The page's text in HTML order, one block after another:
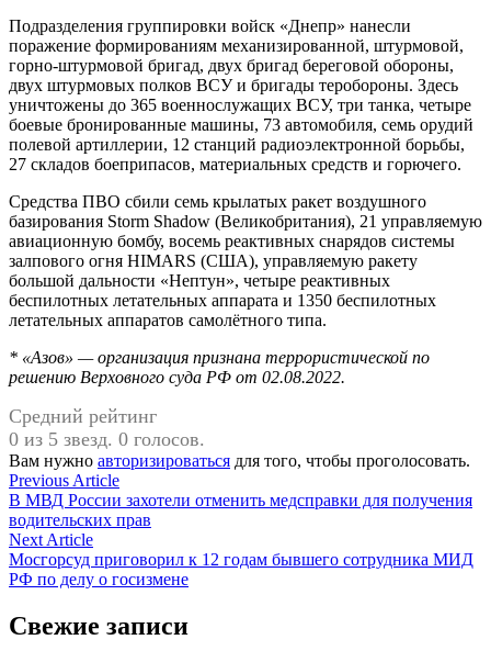
Подразделения группировки войск «Днепр» нанесли
поражение формированиям механизированной, штурмовой,
горно-штурмовой бригад, двух бригад береговой обороны,
двух штурмовых полков ВСУ и бригады теробороны. Здесь
уничтожены до 365 военнослужащих ВСУ, три танка, четыре
боевые бронированные машины, 73 автомобиля, семь орудий
полевой артиллерии, 12 станций радиоэлектронной борьбы,
27 складов боеприпасов, материальных средств и горючего.
Средства ПВО сбили семь крылатых ракет воздушного
базирования Storm Shadow (Великобритания), 21 управляемую
авиационную бомбу, восемь реактивных снарядов системы
залпового огня HIMARS (США), управляемую ракету
большой дальности «Нептун», четыре реактивных
беспилотных летательных аппарата и 1350 беспилотных
летательных аппаратов самолётного типа.
* «Азов» — организация признана террористической по
решению Верховного суда РФ от 02.08.2022.
Средний рейтинг
0 из 5 звезд. 0 голосов.
Вам нужно авторизироваться для того, чтобы проголосовать.
Навигация
по
записям
Previous ArticlePrevious
article:
В МВД России захотели отменить медсправки для получения
водительских прав
Next ArticleNext
article:
Мосгорсуд приговорил к 12 годам бывшего сотрудника МИД
РФ по делу о госизмене
Свежие записи